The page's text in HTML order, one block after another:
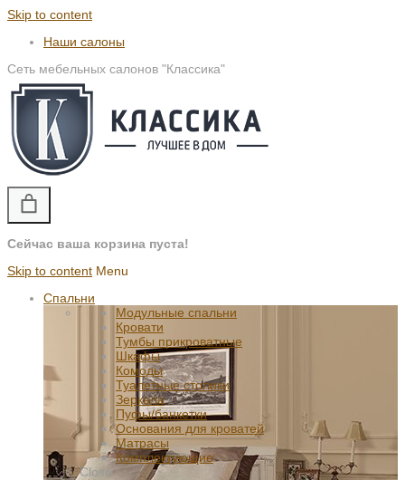
Skip to content
Наши салоны
Сеть мебельных салонов "Классика"
Сейчас ваша корзина пуста!
Skip to content Menu
Спальни
Модульные спальни
Кровати
Тумбы прикроватные
Шкафы
Комоды
Туалетные столики
Зеркала
Пуфы/банкетки
Основания для кроватей
Матрасы
Комплектующие
Close